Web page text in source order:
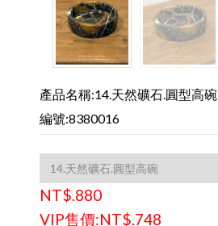
產品名稱:14.天然礦石.圓型高碗
編號:8380016
NT$.880
VIP售價:NT$.748